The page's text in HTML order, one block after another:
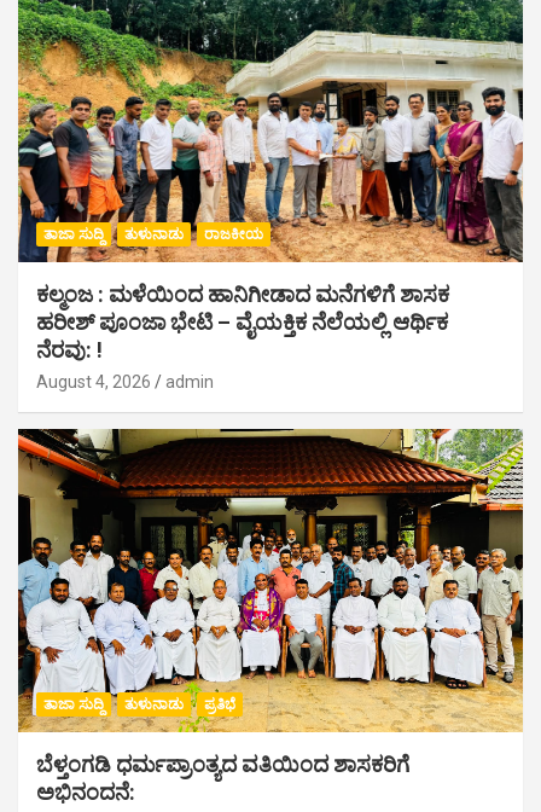
ತಾಜಾ ಸುದ್ದಿ ತುಳುನಾಡು ರಾಜಕೀಯ
ಕಲ್ಮಂಜ : ಮಳೆಯಿಂದ ಹಾನಿಗೀಡಾದ ಮನೆಗಳಿಗೆ ಶಾಸಕ
ಹರೀಶ್ ಪೂಂಜಾ ಭೇಟಿ – ವೈಯಕ್ತಿಕ ನೆಲೆಯಲ್ಲಿ ಆರ್ಥಿಕ‌
ನೆರವು: !
August 4, 2026 admin
ತಾಜಾ ಸುದ್ದಿ ತುಳುನಾಡು ಪ್ರತಿಭೆ
ಬೆಳ್ತಂಗಡಿ ಧರ್ಮಪ್ರಾಂತ್ಯದ ವತಿಯಿಂದ ಶಾಸಕರಿಗೆ
ಅಭಿನಂದನೆ: